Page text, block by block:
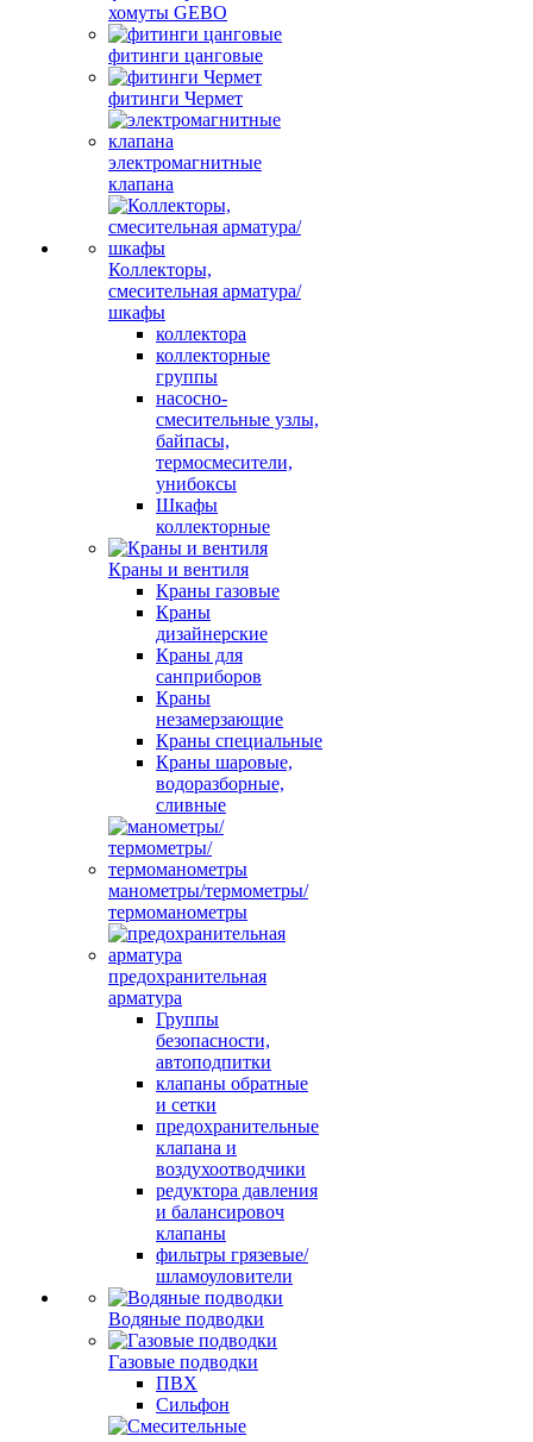
хомуты GEBO
фитинги цанговые
фитинги Чермет
электромагнитные
клапана
Коллекторы,
смесительная арматура/
шкафы
коллектора
коллекторные
группы
насосно-
смесительные узлы,
байпасы,
термосмесители,
унибоксы
Шкафы
коллекторные
Краны и вентиля
Краны газовые
Краны
дизайнерские
Краны для
санприборов
Краны
незамерзающие
Краны специальные
Краны шаровые,
водоразборные,
сливные
манометры/термометры/
термоманометры
предохранительная
арматура
Группы
безопасности,
автоподпитки
клапаны обратные
и сетки
предохранительные
клапана и
воздухоотводчики
редуктора давления
и балансировоч
клапаны
фильтры грязевые/
шламоуловители
Водяные подводки
Газовые подводки
ПВХ
Сильфон